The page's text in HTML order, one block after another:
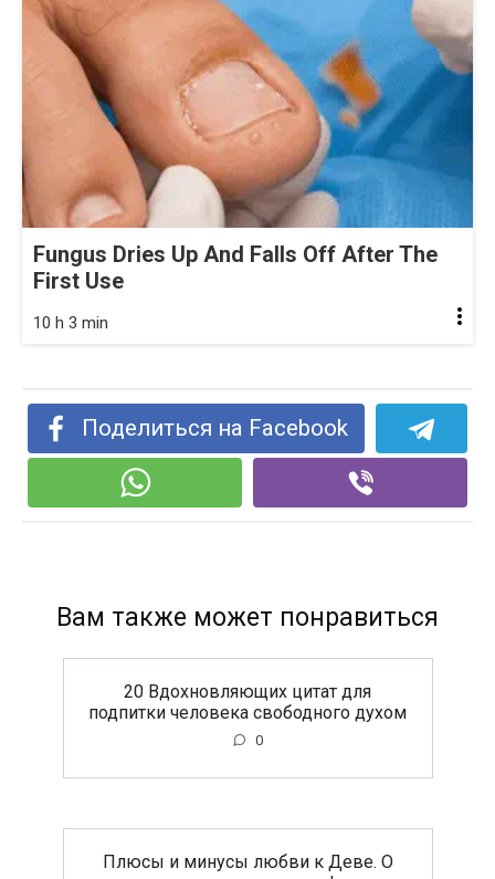
Fungus Dries Up And Falls Off After The
First Use
10 h 3 min
Поделиться на Facebook
Вам также может понравиться
20 Вдохновляющих цитат для
подпитки человека свободного духом
0
Плюсы и минусы любви к Деве. О